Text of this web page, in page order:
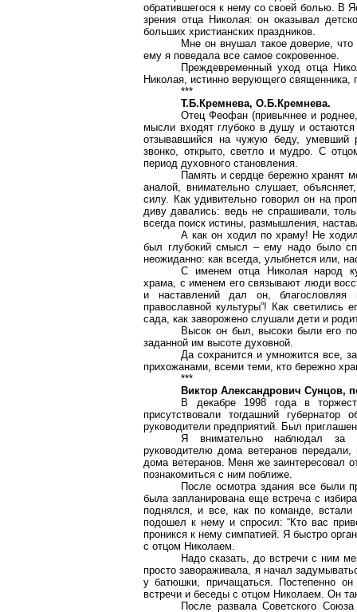
обратившегося к нему со своей болью. В
зрения отца Николая: он оказывал
больших христианских праздников.
Мне он внушал такое доверие,
ему я поведала все самое сокровенное.
Преждевременный уход отца
Николая, истинно верующего священника,
***
Т.Б.Кремнева, О.Б.Кремнева.
Отец Феофан (привычнее и
мысли входят глубоко в душу и
отзывавшийся на чужую беду, умевший
звонко, открыто, светло и мудро. С
период духовного становления.
Память и сердце бережно хранят
аналой, внимательно слушает,
силу. Как удивительно говорил он на
диву давались: ведь не спрашивали,
всегда поиск истины, размышления,
А как он ходил по храму! Не
был глубокий смысл – ему надо было
неожиданно: как всегда, улыбнется или,
С именем отца Николая народ
храма, с именем его связывают люди
и наставлений дал он, благословляя
православной культуры”! Как светились
сада, как заворожено слушали дети и
Высок он был, высоки были его
заданной им высоте духовной.
Да сохранится и умножится все,
прихожанами, всеми теми, кто бережно
***
Виктор АлександровичСунцов,
В декабре 1998 года в
присутствовали тогдашний губернатор
руководители предприятий. Был
Я внимательно наблюдал за
руководителю дома ветеранов
дома ветеранов. Меня же заинтересовал
познакомиться с ним поближе.
После осмотра здания все были
была запланирована еще встреча с
поднялся, и все, как по команде,
подошел к нему и спросил: “Кто вас
проникся к нему симпатией. Я быстро
с отцом Николаем.
Надо сказать, до встречи с ним
просто завораживала, я начал
у батюшки, причащаться. Постепенно
встречи и беседы с отцом Николаем. Он
После развала Советского